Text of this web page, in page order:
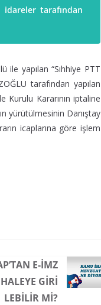
idareler tarafından
yapılan “Sıhhiye PTT
tarafından yapılan
Kurulu Kararının iptaline
yürütülmesinin Danıştay
icaplarına göre işlem
E-IMZ
GIRI
LEBILIR MI?